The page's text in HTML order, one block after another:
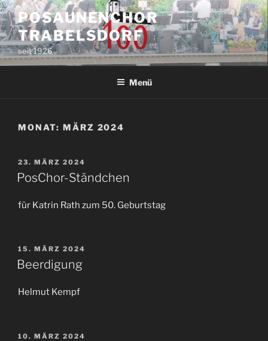
Zum
Inhalt
springen
POSAUNENCHOR
TRABELSDORF
seit 1926
Menü
MONAT: MÄRZ 2024
VERÖFFENTLICHT
AM
23. MÄRZ 2024
PosChor-Ständchen
für Katrin Rath zum 50. Geburtstag
VERÖFFENTLICHT
AM
15. MÄRZ 2024
Beerdigung
Helmut Kempf
VERÖFFENTLICHT
10. MÄRZ 2024